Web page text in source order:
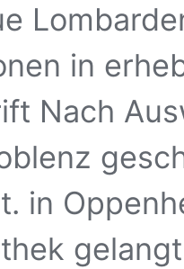
in
Nach
in